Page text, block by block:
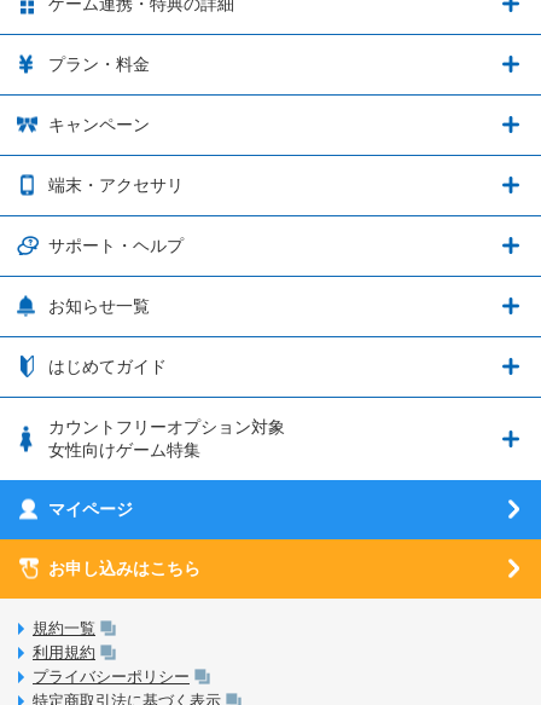
音声通話料金がもっとオトクに
データ通信容量繰り越し
通信エリアと通信速度状況
つながる端末保証
フィルタリングアプリ
5G回線オプションについて
LINE年齢認証について
LinksStoreについて
ゲーム連携・特典の詳細
ブレイブソード×ブレイズソウル
ウマ娘 プリティーダービー
プリンセスコネクト！Re:Dive
釣り★スタ
ウマスクについて
プラン・料金
プラン・料金
3種類のSIMタイプ
日割り計算
キャンペーン
お得なキャンペーン実施中！
OPPO端末購入キャンペーン第5弾
端末・アクセサリ
端末・アクセサリ
iPhone利用について
動作確認済み端末一覧
サポート・ヘルプ
サポート・ヘルプ
nanoSIM･microSIM･通常SIMの初期設定方法
eSIMの初期設定方法
MVNOのギモンを解消！
3Dセキュアについて
未成年者の方のご契約
お知らせ一覧
お知らせ一覧
はじめてガイド
はじめてガイド
SIMサービスについて
SIMロック解除ガイド
LinksMateのサービスについて
カウントフリーオプション対象
女性向けゲーム特集
刀剣乱舞-ONLINE- Pocket
あんさんぶるスターズ！！Music
マイページ
お申し込みはこちら
規約一覧
利用規約
プライバシーポリシー
特定商取引法に基づく表示